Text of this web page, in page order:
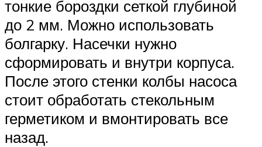
тонкие бороздки сеткой глубиной
до 2 мм. Можно использовать
болгарку. Насечки нужно
сформировать и внутри корпуса.
После этого стенки колбы насоса
стоит обработать стекольным
герметиком и вмонтировать все
назад.